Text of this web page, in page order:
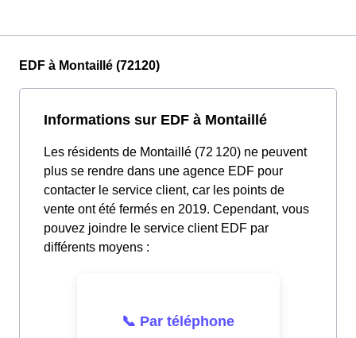
EDF à Montaillé (72120)
Informations sur EDF à Montaillé
Les résidents de Montaillé (72 120) ne peuvent
plus se rendre dans une agence EDF pour
contacter le service client, car les points de
vente ont été fermés en 2019. Cependant, vous
pouvez joindre le service client EDF par
différents moyens :
📞 Par téléphone